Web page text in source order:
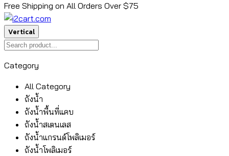
Free Shipping on All Orders Over $75
Vertical
Category
All Category
ถังน้ำ
ถังน้ำพื้นที่แคบ
ถังน้ำสเตนเลส
ถังน้ำแกรนด์โพลิเมอร์
ถังน้ำโพลิเมอร์